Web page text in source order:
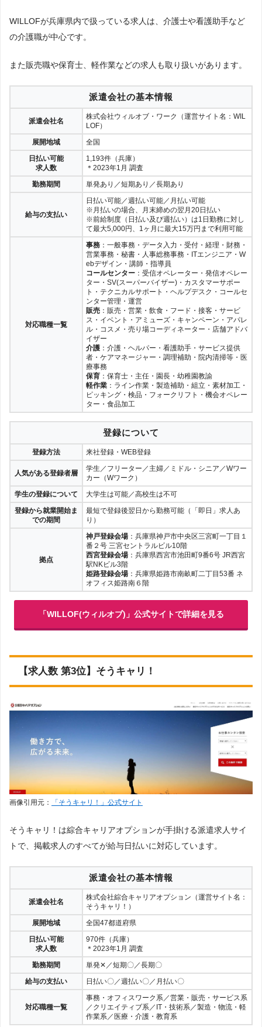
WILLOFが兵庫県内で扱っている求人は、介護士や看護助手など
の介護職が中心です。
また販売職や保育士、軽作業などの求人も取り扱いがあります。
派遣会社の基本情報
派遣会社名
株式会社ウィルオブ・ワーク（運営サイト名：WIL
LOF）
展開地域
全国
日払い可能
求人数
1,193件（兵庫）
＊2023年1月 調査
勤務期間
単発あり／短期あり／長期あり
給与の支払い
日払い可能／週払い可能／月払い可能
※月払いの場合、月末締めの翌月20日払い
※前給制度（日払い及び週払い）は1日勤務に対し
て最大5,000円、1ヶ月に最大15万円まで利用可能
対応職種一覧
事務 ：一般事務・データ入力・受付・経理・財務・
営業事務・秘書・人事総務事務・ITエンジニア・W
ebデザイン・講師・指導員
コールセンター ：受信オペレーター・発信オペレー
ター・SV(スーパーバイザー)・カスタマーサポー
ト・テクニカルサポート・ヘルプデスク・コールセ
ンター管理・運営
販売 ：販売・営業・飲食・フード・接客・サービ
ス・イベント・アミューズ・キャンペーン・アパレ
ル・コスメ・売り場コーディネーター・店舗アドバ
イザー
介護 ：介護・ヘルパー・看護助手・サービス提供
者・ケアマネージャー・調理補助・院内清掃等・医
療事務
保育 ：保育士・主任・園長・幼稚園教諭
軽作業 ：ライン作業・製造補助・組立・素材加工・
ピッキング・検品・フォークリフト・機会オペレー
ター・食品加工
登録について
登録方法 来社登録・WEB登録
人気がある登録者層
学生／フリーター／主婦／ミドル・シニア／Wワー
カー（Wワーク）
学生の登録について
大学生は可能／高校生は不可
登録から就業開始ま
での期間
最短で登録後翌日から勤務可能（「即日」求人あ
り）
拠点
神戸登録会場 ：兵庫県神戸市中央区三宮町一丁目１
番２号 三宮セントラルビル10階
西宮登録会場 ：兵庫県西宮市池田町9番6号 JR西宮
駅NKビル3階
姫路登録会場 ：兵庫県姫路市南畝町二丁目53番 ネ
オフィス姫路南６階
「WILLOF(ウィルオブ)」公式サイトで詳細を見る
【求人数 第3位】そうキャリ！
画像引用元： 「そうキャリ！」公式サイト
そうキャリ！は綜合キャリアオプションが手掛ける派遣求人サイ
トで、掲載求人のすべてが給与日払いに対応しています。
派遣会社の基本情報
派遣会社名
株式会社綜合キャリアオプション（運営サイト名：
そうキャリ！）
展開地域
全国47都道府県
日払い可能
求人数
970件（兵庫）
＊2023年1月 調査
勤務期間
単発✕／短期〇／長期〇
給与の支払い
日払い〇／週払い〇／月払い〇
対応職種一覧
事務・オフィスワーク系／営業・販売・サービス系
／クリエイティブ系／IT・技術系／製造・物流・軽
作業系／医療・介護・教育系